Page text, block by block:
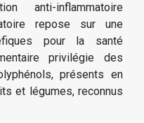
anti-inflammatoire
repose sur une
pour la santé
privilégie des
présents en
et légumes, reconnus